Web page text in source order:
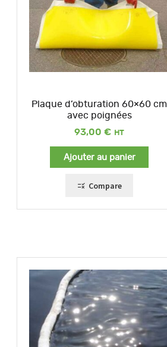
Plaque d’obturation 60×60 cm
avec poignées
93,00 €
Ajouter au panier
Compare